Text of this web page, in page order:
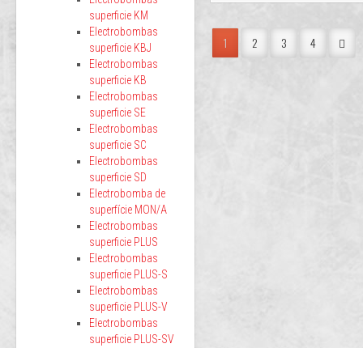
1 2 3 4
superficie KM
Electrobombas
superficie KBJ
Electrobombas
superficie KB
Electrobombas
superficie SE
Electrobombas
superficie SC
Electrobombas
superficie SD
Electrobomba de
superfície MON/A
Electrobombas
superficie PLUS
Electrobombas
superficie PLUS-S
Electrobombas
superficie PLUS-V
Electrobombas
superficie PLUS-SV